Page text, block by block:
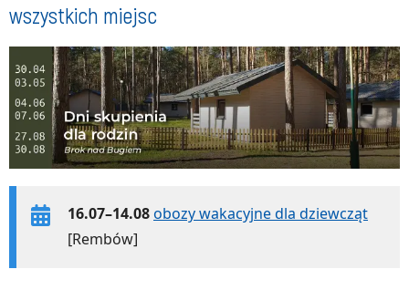
wszystkich miejsc
16.07–14.08obozy wakacyjne dla dziewcząt
[Rembów]